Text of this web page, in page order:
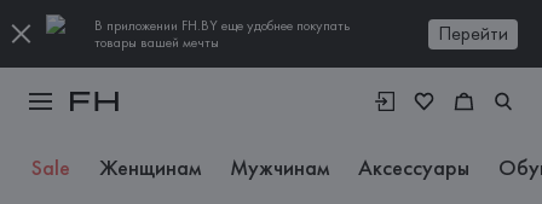
В приложении FH.BY еще удобнее покупать
товары вашей мечты
Перейти
Sale Женщинам Мужчинам Аксессуары